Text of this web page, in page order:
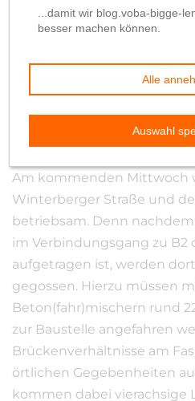
vonWolfgang Hilleke
Am kommenden Mittwoch
Winterberger Straße und
betriebsam. Denn
im Verbindungsgang zu B2
aufgetragen ist, werden
gegossen. Hierzu müssen
Beton(fahr)mischern rund
zur Baustelle angefahren
Brückenverhältnisse am
örtlichen Gegebenheiten
kommen dabei vierachsige